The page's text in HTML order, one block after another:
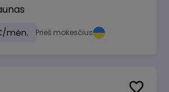
mėn. Prieš mokesčius